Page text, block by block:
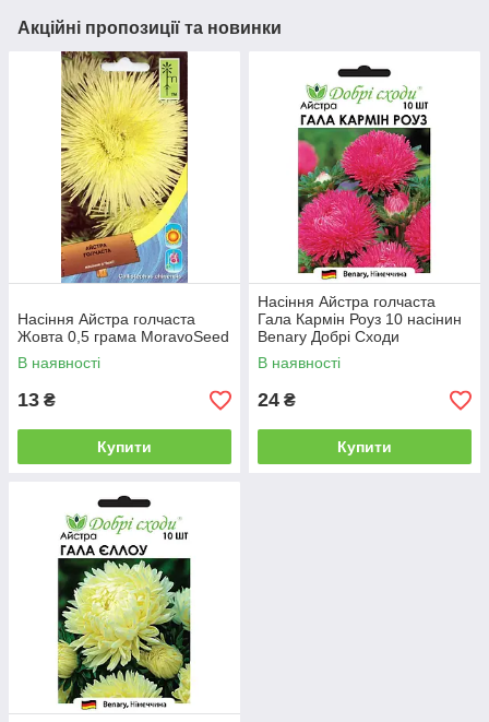
Акційні пропозиції та новинки
Насіння Айстра голчаста
Жовта 0,5 грама MoravoSeed
В наявності
13 ₴
Купити
Насіння Айстра голчаста
Гала Кармін Роуз 10 насінин
Benary Добрі Сходи
В наявності
24 ₴
Купити